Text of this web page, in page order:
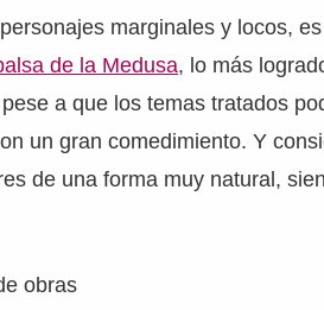
marginales y locos,
de la Medusa, lo más
a que los temas tratados
un gran comedimiento. Y
de una forma muy natural,
obras